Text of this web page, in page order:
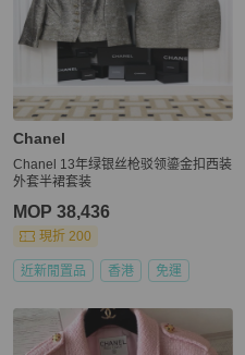
Chanel
Chanel 13年绿银丝枪驳领鎏金扣西装
外套半裙套装
MOP 38,436
現折 200
近新閒置品 香港 免運